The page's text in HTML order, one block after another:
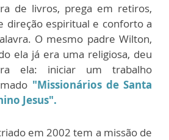
de livros, prega em retiros,
direção espiritual e conforto a
O mesmo padre Wilton,
ela já era uma religiosa, deu
ela: iniciar um trabalho
"Missionários de Santa
Jesus".
em 2002 tem a missão de